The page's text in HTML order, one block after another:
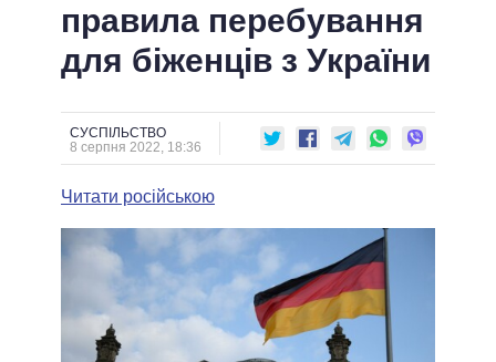
ПОДІЇ
СТАТТІ
ОГЛЯДИ
ДАЙДЖЕСТИ
ЕКОНОМІКА
СУСПІЛЬСТВО
ПОЛIТИКИ
ПРЕЗИДЕНТ І ОФІС
ВЕРХОВНА РАДА
МЕРИ МІСТ
ВСІ ПЕРСОНИ
ІНФОГРАФІКА
ВІДЕО
ПОРІВНЯННЯ ПОЛІТИКІВ
правила перебування
для біженців з України
СУСПІЛЬСТВО
8 серпня 2022, 18:36
Читати російською